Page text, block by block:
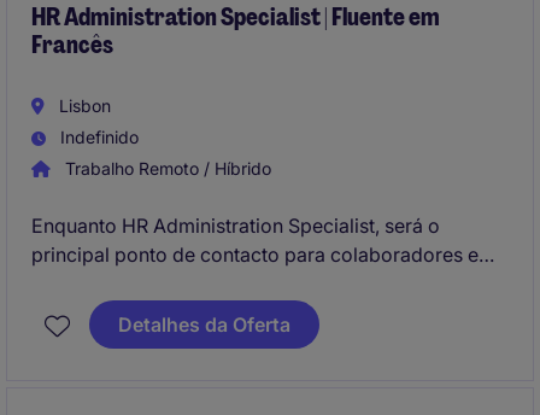
HR Administration Specialist | Fluente em
Francês
Lisbon
Indefinido
Trabalho Remoto / Híbrido
Enquanto HR Administration Specialist, será o
principal ponto de contacto para colaboradores e
administração de Recursos Humanos. Terá um papel
fundamental na garantia da conformidade dos
Detalhes da Oferta